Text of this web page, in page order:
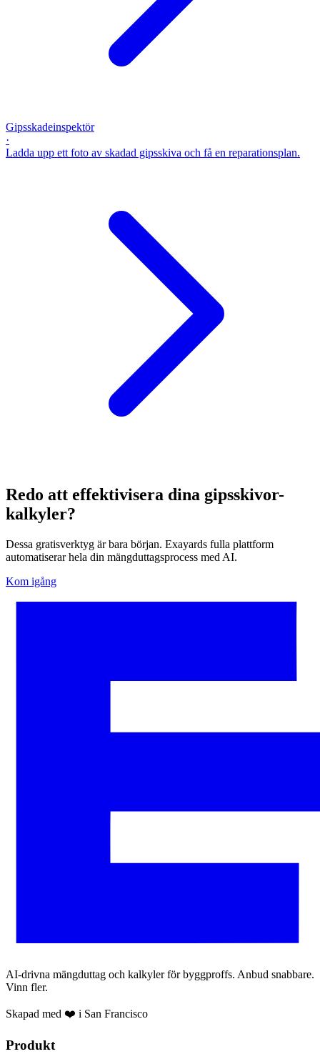
Gipsskadeinspektör
·
Ladda upp ett foto av skadad gipsskiva och få en reparationsplan.
Redo att effektivisera dina gipsskivor-
kalkyler?
Dessa gratisverktyg är bara början. Exayards fulla plattform
automatiserar hela din mängduttagsprocess med AI.
Kom igång
AI-drivna mängduttag och kalkyler för byggproffs. Anbud snabbare.
Vinn fler.
Skapad med ❤️ i San Francisco
Produkt